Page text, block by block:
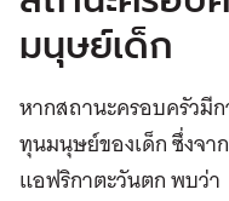
มนุษย์เด็ก
หากสถานะครอบครัวมีก
ทุนมนุษย์ของเด็ก ซึ่งจา
แอฟริกาตะวันตก พบว่า